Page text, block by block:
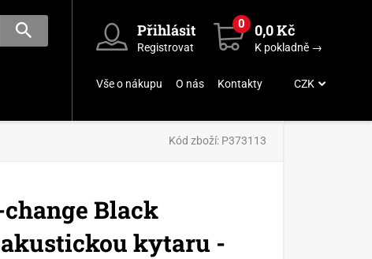
Přihlásit
Registrovat
0 0,0 Kč
K pokladně →
Vše o nákupu O nás Kontakty CZK
Kód zboží: P373113
Black
kytaru -